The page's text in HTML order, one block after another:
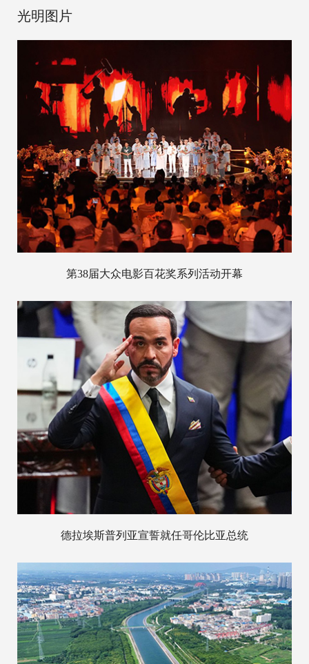
光明图片
第38届大众电影百花奖系列活动开幕
德拉埃斯普列亚宣誓就任哥伦比亚总统